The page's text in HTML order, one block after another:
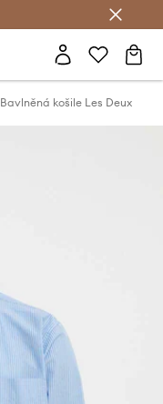
Bavlněná košile Les Deux